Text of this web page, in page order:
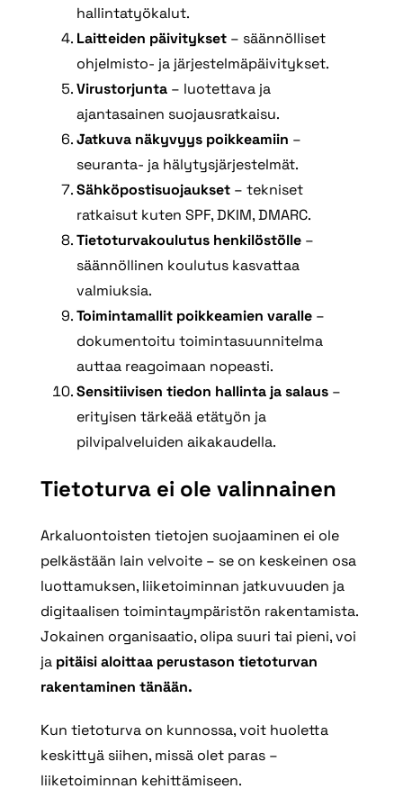
hallintatyökalut.
Laitteiden päivitykset– säännölliset
ohjelmisto- ja järjestelmäpäivitykset.
Virustorjunta– luotettava ja
ajantasainen suojausratkaisu.
Jatkuva näkyvyys poikkeamiin –
seuranta- ja hälytysjärjestelmät.
Sähköpostisuojaukset– tekniset
ratkaisut kuten SPF, DKIM, DMARC.
Tietoturvakoulutus henkilöstölle–
säännöllinen koulutus kasvattaa
valmiuksia.
Toimintamallit poikkeamien varalle–
dokumentoitu toimintasuunnitelma
auttaa reagoimaan nopeasti.
Sensitiivisen tiedon hallinta ja salaus–
erityisen tärkeää etätyön ja
pilvipalveluiden aikakaudella.
Tietoturva ei ole valinnainen
Arkaluontoisten tietojen suojaaminen ei ole
pelkästään lain velvoite – se on keskeinen osa
luottamuksen, liiketoiminnan jatkuvuuden ja
digitaalisen toimintaympäristön rakentamista.
Jokainen organisaatio, olipa suuri tai pieni, voi
ja pitäisi aloittaa perustason tietoturvan
rakentaminen tänään.
Kun tietoturva on kunnossa, voit huoletta
keskittyä siihen, missä olet paras –
liiketoiminnan kehittämiseen.